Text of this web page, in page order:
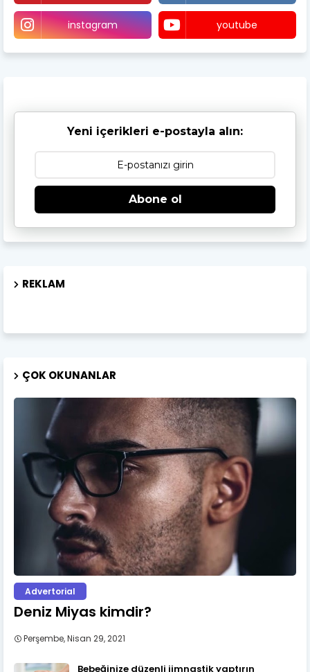
instagram youtube
Yeni içerikleri e-postayla alın:
Abone ol
REKLAM
ÇOK OKUNANLAR
Advertorial
Deniz Miyas kimdir?
Perşembe, Nisan 29, 2021
Bebeğinize düzenli jimnastik yaptırın